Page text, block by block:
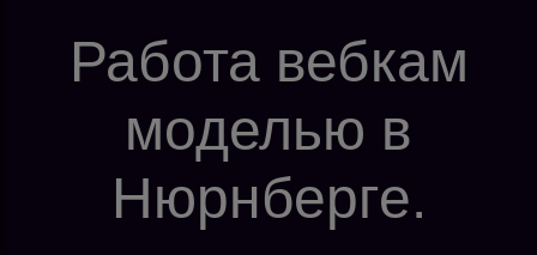
Работа вебкам
моделью в
Нюрнберге.